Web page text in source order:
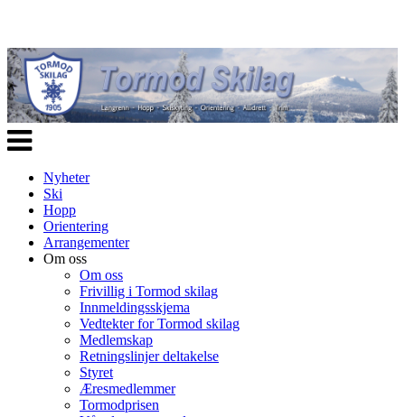
Veksle
navigasjon
Nyheter
Ski
Hopp
Orientering
Arrangementer
Om oss
Om oss
Frivillig i Tormod skilag
Innmeldingsskjema
Vedtekter for Tormod skilag
Medlemskap
Retningslinjer deltakelse
Styret
Æresmedlemmer
Tormodprisen